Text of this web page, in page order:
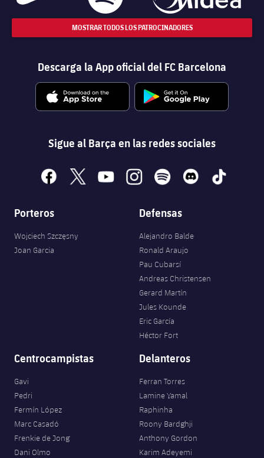
MOSTRAR TODOS LOS PATROCINADORES
Descarga la App oficial del FC Barcelona
Sigue al Barça en las redes sociales
facebook
x youtubeinstagramspotify discord tiktok
Porteros
Wojciech Szczęsny
Joan Garcia
Defensas
Alejandro Balde
Ronald Araujo
Pau Cubarsí
Andreas Christensen
Gerard Martín
Jules Kounde
Eric García
Héctor Fort
Centrocampistas
Gavi
Pedri
Fermín López
Marc Casadó
Frenkie de Jong
Dani Olmo
Delanteros
Ferran Torres
Lamine Yamal
Raphinha
Roony Bardghji
Anthony Gordon
Karim Adeyemi